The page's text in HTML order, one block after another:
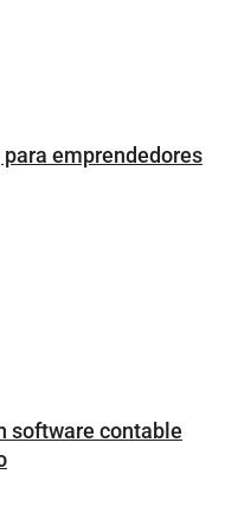
emprendedores
software contable